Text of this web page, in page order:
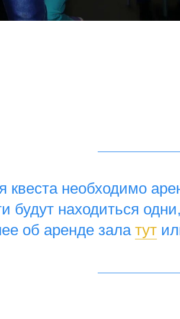
квеста необходимо
будут находиться
об аренде зала тут